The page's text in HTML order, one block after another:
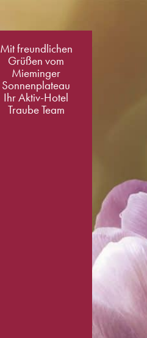
Mit freundlichen
Grüßen vom
Mieminger
Sonnenplateau
Ihr Aktiv-Hotel
Traube Team